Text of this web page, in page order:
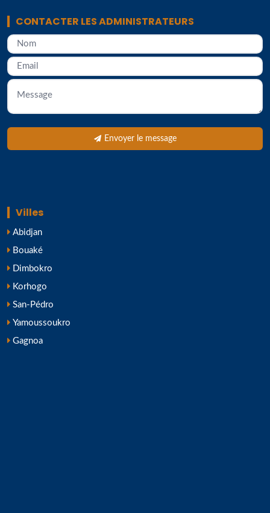
CONTACTER LES ADMINISTRATEURS
Envoyer le message
Villes
Abidjan
Bouaké
Dimbokro
Korhogo
San-Pédro
Yamoussoukro
Gagnoa